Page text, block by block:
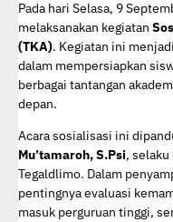
Pada hari Selasa, 9
melaksanakan kegiatan
(TKA). Kegiatan ini
dalam mempersiapkan
berbagai tantangan
depan.
Acara sosialisasi ini
Mu’tamaroh, S.Psi,
Tegaldlimo. Dalam
pentingnya evaluasi
masuk perguruan tinggi,